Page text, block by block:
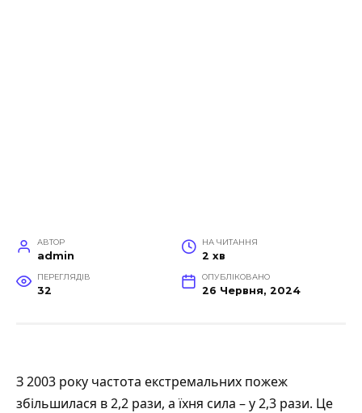
АВТОР
admin
НА ЧИТАННЯ
2 хв
ПЕРЕГЛЯДІВ
32
ОПУБЛІКОВАНО
26 Червня, 2024
З 2003 року частота екстремальних пожеж
збільшилася в 2,2 рази, а їхня сила – у 2,3 рази. Це